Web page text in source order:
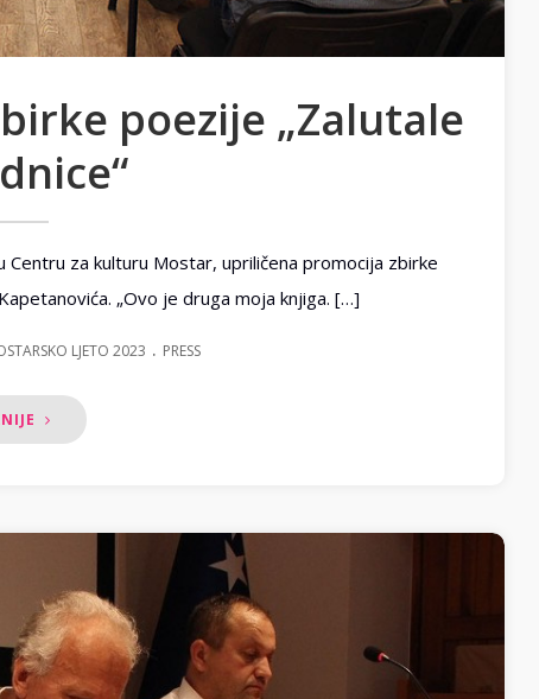
poezije „Zalutale
za kulturu Mostar, upriličena promocija zbirke
„Ovo je druga moja knjiga. […]
LJETO 2023 . PRESS